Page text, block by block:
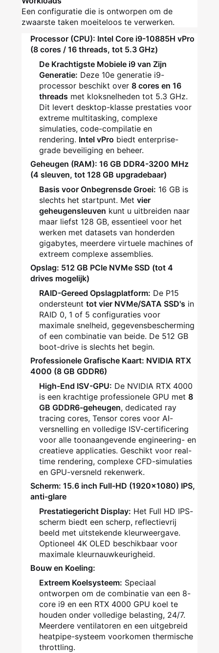
Een configuratie die is ontworpen om de
zwaarste taken moeiteloos te verwerken.
Processor (CPU): Intel Core i9-10885H vPro
(8 cores / 16 threads, tot 5.3 GHz)
De Krachtigste Mobiele i9 van Zijn
Generatie: Deze 10e generatie i9-
processor beschikt over 8 cores en 16
threads met kloksnelheden tot 5.3 GHz.
Dit levert desktop-klasse prestaties voor
extreme multitasking, complexe
simulaties, code-compilatie en
rendering. Intel vPro biedt enterprise-
grade beveiliging en beheer.
Geheugen (RAM): 16 GB DDR4-3200 MHz
(4 sleuven, tot 128 GB upgradebaar)
Basis voor Onbegrensde Groei: 16 GB is
slechts het startpunt. Met vier
geheugensleuven kunt u uitbreiden naar
maar liefst 128 GB, essentieel voor het
werken met datasets van honderden
gigabytes, meerdere virtuele machines of
extreem complexe assemblies.
Opslag: 512 GB PCIe NVMe SSD (tot 4
drives mogelijk)
RAID-Gereed Opslagplatform: De P15
ondersteunt tot vier NVMe/SATA SSD's in
RAID 0, 1 of 5 configuraties voor
maximale snelheid, gegevensbescherming
of een combinatie van beide. De 512 GB
boot-drive is slechts het begin.
Professionele Grafische Kaart: NVIDIA RTX
4000 (8 GB GDDR6)
High-End ISV-GPU: De NVIDIA RTX 4000
is een krachtige professionele GPU met 8
GB GDDR6-geheugen, dedicated ray
tracing cores, Tensor cores voor AI-
versnelling en volledige ISV-certificering
voor alle toonaangevende engineering- en
creatieve applicaties. Geschikt voor real-
time rendering, complexe CFD-simulaties
en GPU-versneld rekenwerk.
Scherm: 15.6 inch Full-HD (1920x1080) IPS,
anti-glare
Prestatiegericht Display: Het Full HD IPS-
scherm biedt een scherp, reflectievrij
beeld met uitstekende kleurweergave.
Optioneel 4K OLED beschikbaar voor
maximale kleurnauwkeurigheid.
Bouw en Koeling:
Extreem Koelsysteem: Speciaal
ontworpen om de combinatie van een 8-
core i9 en een RTX 4000 GPU koel te
houden onder volledige belasting, 24/7.
Meerdere ventilatoren en een uitgebreid
heatpipe-systeem voorkomen thermische
throttling.